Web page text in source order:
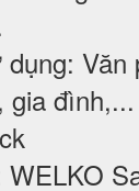
Văn
gia đình,...